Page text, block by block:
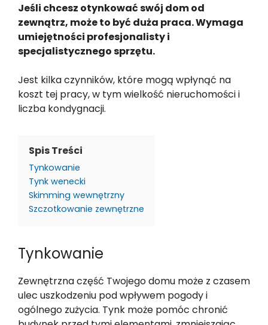
Jeśli chcesz otynkować swój dom od
zewnątrz, może to być duża praca. Wymaga
umiejętności profesjonalisty i
specjalistycznego sprzętu.
Jest kilka czynników, które mogą wpłynąć na
koszt tej pracy, w tym wielkość nieruchomości i
liczba kondygnacji.
Spis Treści
Tynkowanie
Tynk wenecki
Skimming wewnętrzny
Szczotkowanie zewnętrzne
Tynkowanie
Zewnętrzna część Twojego domu może z czasem
ulec uszkodzeniu pod wpływem pogody i
ogólnego zużycia. Tynk może pomóc chronić